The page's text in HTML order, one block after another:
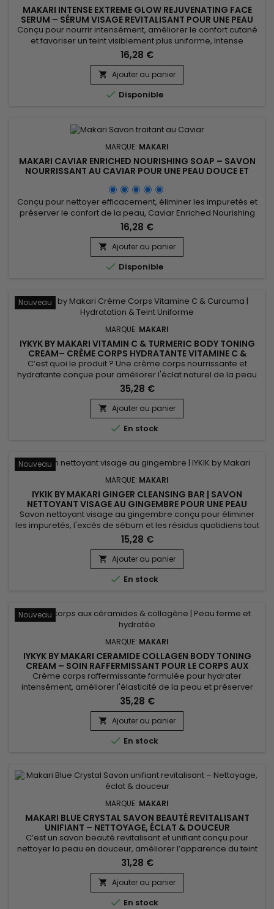
MAKARI INTENSE EXTREME GLOW REJUVENATING FACE
SERUM – SÉRUM VISAGE REVITALISANT POUR UNE PEAU
LISSE ET RAYONNANTE
Conçu pour nourrir intensément, améliorer le confort cutané
et favoriser un teint visiblement plus uniforme, Intense
Extreme Glow Rejuvenating Face Serum est un sérum visage
revitalisant et illuminateur idéal pour les peaux en manque
d’éclat. Sa formule associe le beurre de karité, l’huile
d’amande douce, l’huile d’argan, la vitamine E, les...
16,28 €
 Ajouter au panier
 Disponible
MARQUE: MAKARI
MAKARI CAVIAR ENRICHED NOURISHING SOAP – SAVON
NOURRISSANT AU CAVIAR POUR UNE PEAU DOUCE ET
Conçu pour nettoyer efficacement, éliminer les impuretés et
préserver le confort de la peau, Caviar Enriched Nourishing
Soap est un savon nourrissant et revitalisant idéal pour une
utilisation quotidienne. Sa formule associe le beurre de
karité, la vitamine C, les extraits de réglisse, de racine de
mûrier et de Prunus afin d’aider à améliorer...
16,28 €
 Ajouter au panier
 Disponible
Nouveau
MARQUE: MAKARI
IYKYK BY MAKARI VITAMIN C & TURMERIC BODY TONING
CREAM– CRÈME CORPS HYDRATANTE VITAMINE C &
CURCUMA
C’est quoi le produit ? Une crème corps nourrissante et
hydratante conçue pour améliorer l'éclat naturel de la peau
et favoriser un teint plus uniforme. IYKYK by Makari Vitamin C &
Turmeric Body Toning Cream associe le beurre de karité, le
curcuma, la prune de Kakadu, la pomme, le gingembre,
l'aloe vera, le ginseng, le tournesol, le son de riz...
35,28 €
 Ajouter au panier
 En stock
Nouveau
MARQUE: MAKARI
IYKIK BY MAKARI GINGER CLEANSING BAR | SAVON
NETTOYANT VISAGE AU GINGEMBRE POUR UNE PEAU
NETTE ET ÉCLATANTE
Savon nettoyant visage au gingembre conçu pour éliminer
les impuretés, l'excès de sébum et les résidus quotidiens tout
en respectant l'équilibre naturel de la peau. Grâce au
Gingembre, à l'Extrait de Concombre et à l'Extrait d'Épinard,
IYKIK by Makari Ginger Cleansing Bar aide à purifier la peau, à
raviver l'éclat naturel du teint et à procurer une...
15,28 €
 Ajouter au panier
 En stock
Nouveau
MARQUE: MAKARI
IYKYK BY MAKARI CERAMIDE COLLAGEN BODY TONING
CREAM – SOIN RAFFERMISSANT POUR LE CORPS AUX
CÉRAMIDES ET COLLAGÈNE
Crème corps raffermissante formulée pour hydrater
intensément, améliorer l'élasticité de la peau et préserver
son confort au quotidien. IYKYK by Makari Ceramide Collagen
Body Toning Cream associe des céramides, du collagène et
des peptides pour renforcer la barrière cutanée, favoriser
une peau plus souple et offrir une sensation de douceur
durable....
35,28 €
 Ajouter au panier
 En stock
MARQUE: MAKARI
MAKARI BLUE CRYSTAL SAVON BEAUTÉ REVITALISANT
UNIFIANT – NETTOYAGE, ÉCLAT & DOUCEUR
C’est un savon beauté revitalisant et unifiant conçu pour
nettoyer la peau en douceur, améliorer l’apparence du teint
et raviver l’éclat naturel. Blue Crystal Revivify Beauty Bar Soap
associe l’huile de coco, l’huile de pépins de raisin, l’extrait
d’aloe vera, la vitamine C, la vitamine E, le glutathion et le
collagène. Cette synergie aide à...
31,28 €
 Ajouter au panier
 En stock